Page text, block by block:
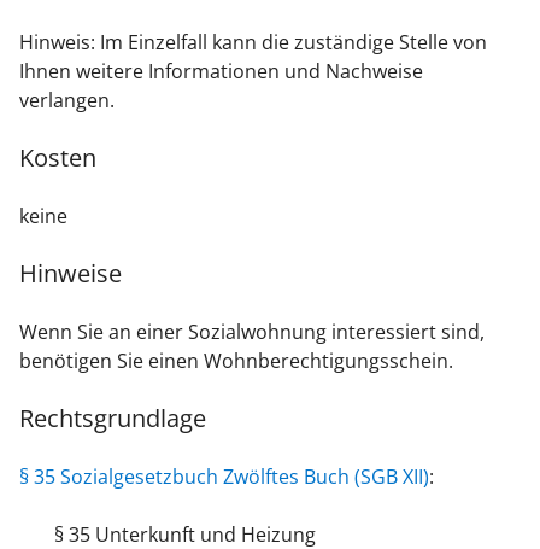
Hinweis: Im Einzelfall kann die zuständige Stelle von
Ihnen weitere Informationen und Nachweise
verlangen.
Kosten
keine
Hinweise
Wenn Sie an einer Sozialwohnung interessiert sind,
benötigen Sie einen Wohnberechtigungsschein.
Rechtsgrundlage
§ 35 Sozialgesetzbuch Zwölftes Buch (SGB XII):
§ 35 Unterkunft und Heizung